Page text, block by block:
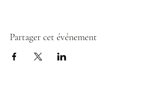
Partager cet événement